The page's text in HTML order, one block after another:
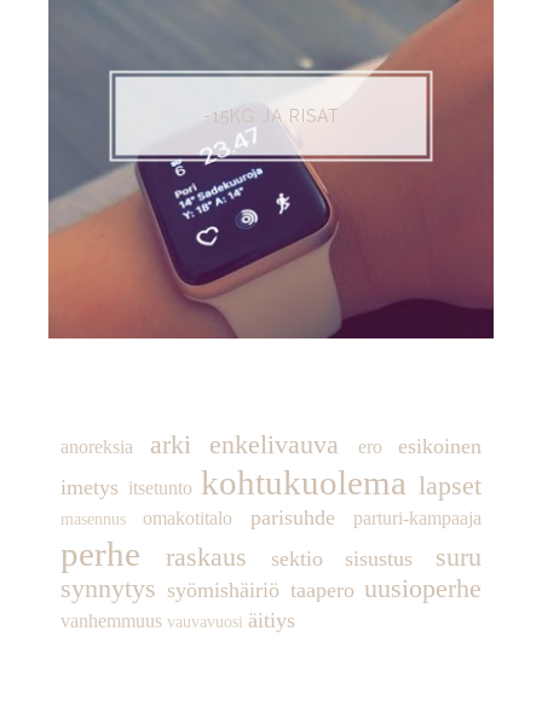
-15KG JA RISAT
anoreksia arki enkelivauva ero
esikoinen
imetys itsetunto kohtukuolema lapset
masennus omakotitalo parisuhde parturi-kampaaja
perhe raskaus sektio sisustus
suru
synnytys syömishäiriö taapero uusioperhe
vanhemmuus vauvavuosi äitiys